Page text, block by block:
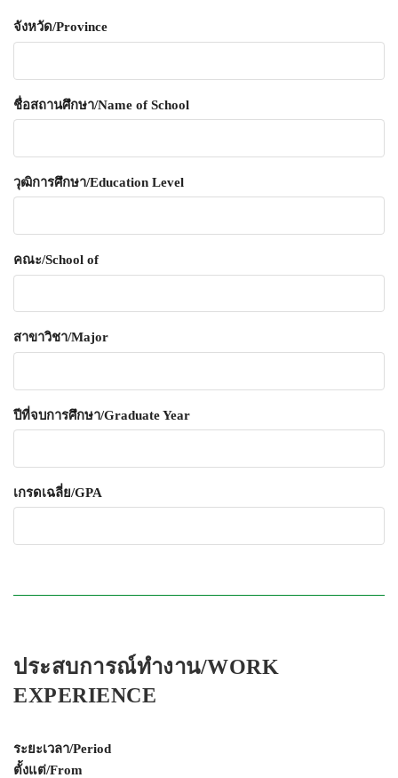
จังหวัด/Province
ชื่อสถานศึกษา/Name of School
วุฒิการศึกษา/Education Level
คณะ/School of
สาขาวิชา/Major
ปีที่จบการศึกษา/Graduate Year
เกรดเฉลี่ย/GPA
ประสบการณ์ทำงาน/WORK
EXPERIENCE
ระยะเวลา/Period
ตั้งแต่/From